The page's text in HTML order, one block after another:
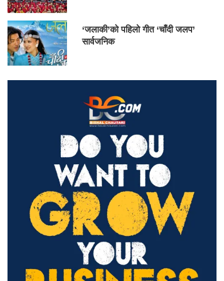
‘जलाकी’को पहिलो गीत ‘चाँदी जलप’
सार्वजनिक